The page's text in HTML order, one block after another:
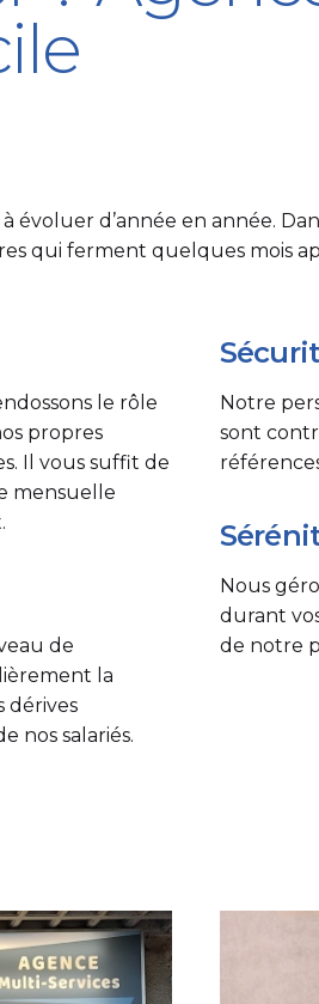
évoluer d’année en année.
qui ferment quelques mois
le rôle
propres
Il vous suffit de
mensuelle
de
la
dérives
nos salariés.
Notre
sont
Nous
durant
de notre